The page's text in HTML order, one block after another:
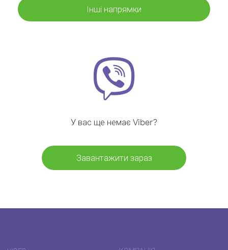
Інші напрямки
У вас ще немає Viber?
Завантажити зараз